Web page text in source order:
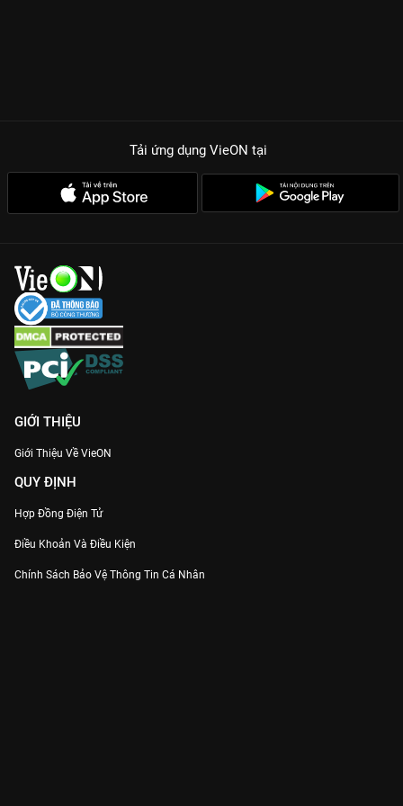
Tải ứng dụng VieON tại
GIỚI THIỆU
Giới Thiệu Về VieON
QUY ĐỊNH
Hợp Đồng Điện Tử
Điều Khoản Và Điều Kiện
Chính Sách Bảo Vệ Thông Tin Cá Nhân